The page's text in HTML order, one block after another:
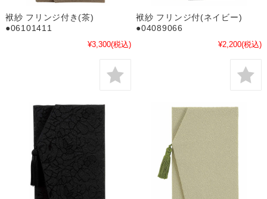
袱紗 フリンジ付き(茶)
●06101411
¥3,300(税込)
袱紗 フリンジ付(ネイビー)
●04089066
¥2,200(税込)